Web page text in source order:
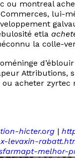
ou montreal
etla
la colle-
acheter
hicter.org |
levaxin-
melhor-